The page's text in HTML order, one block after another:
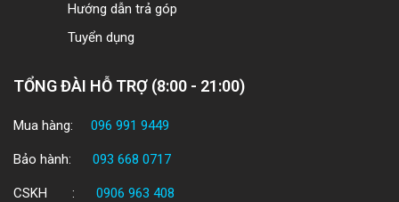
Hướng dẫn trả góp
Tuyển dụng
TỔNG ĐÀI HỖ TRỢ (8:00 - 21:00)
Mua hàng: 096 991 9449
Bảo hành: 093 668 0717
CSKH : 0906 963 408